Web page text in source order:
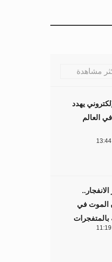
مشاهدة
يهدد
العالم
الموت في
بالمتفجرات